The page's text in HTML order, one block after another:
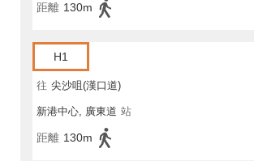
距離 130m
H1
往 尖沙咀(漢口道)
新港中心, 廣東道 站
距離 130m